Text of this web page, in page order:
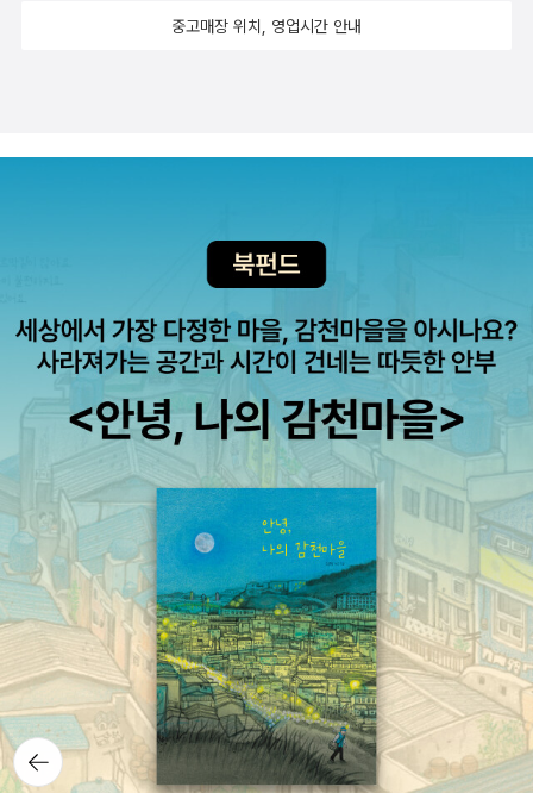
뒤로가
기
중고매장 위치, 영업시간 안내